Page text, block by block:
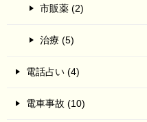
市販薬 (2)
治療 (5)
電話占い (4)
電車事故 (10)